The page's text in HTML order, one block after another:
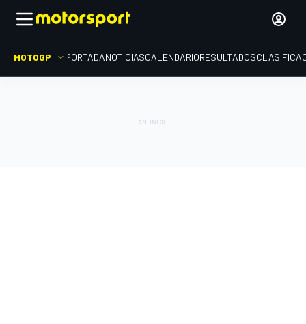
MOTOGP PORTADANOTICIASCALENDARIORESULTADOS